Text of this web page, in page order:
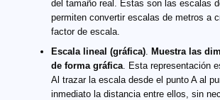
del tamaño real. Estas son las escalas
permiten convertir escalas de metros a
factor de escala.
Escala lineal (gráfica). Muestra las
de forma gráfica. Esta representación
Al trazar la escala desde el punto A al
inmediato la distancia entre ellos, sin